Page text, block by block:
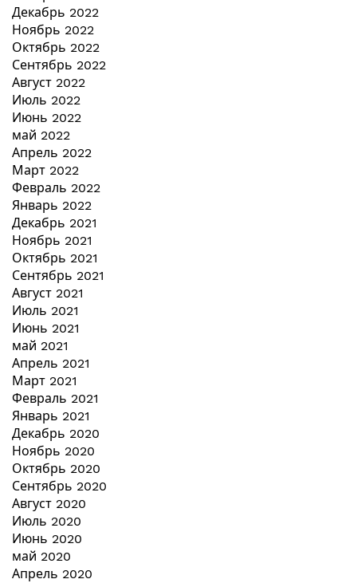
Декабрь 2022
Ноябрь 2022
Октябрь 2022
Сентябрь 2022
Август 2022
Июль 2022
Июнь 2022
май 2022
Апрель 2022
Март 2022
Февраль 2022
Январь 2022
Декабрь 2021
Ноябрь 2021
Октябрь 2021
Сентябрь 2021
Август 2021
Июль 2021
Июнь 2021
май 2021
Апрель 2021
Март 2021
Февраль 2021
Январь 2021
Декабрь 2020
Ноябрь 2020
Октябрь 2020
Сентябрь 2020
Август 2020
Июль 2020
Июнь 2020
май 2020
Апрель 2020